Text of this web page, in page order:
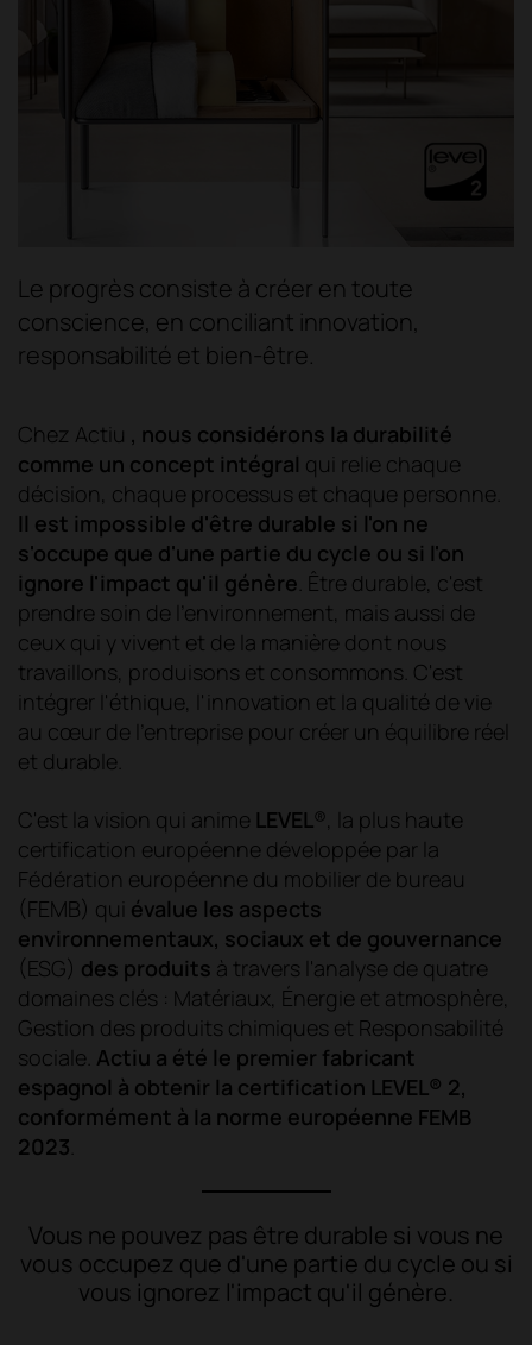
Le progrès consiste à créer en toute
conscience, en conciliant innovation,
responsabilité et bien-être.
Chez Actiu , nous considérons la durabilité
comme un concept intégral qui relie chaque
décision, chaque processus et chaque personne.
Il est impossible d'être durable si l'on ne
s'occupe que d'une partie du cycle ou si l'on
ignore l'impact qu'il génère. Être durable, c'est
prendre soin de l'environnement, mais aussi de
ceux qui y vivent et de la manière dont nous
travaillons, produisons et consommons. C'est
intégrer l'éthique, l'innovation et la qualité de vie
au cœur de l'entreprise pour créer un équilibre réel
et durable.
C'est la vision qui anime LEVEL®, la plus haute
certification européenne développée par la
Fédération européenne du mobilier de bureau
(FEMB) qui évalue les aspects
environnementaux, sociaux et de gouvernance
(ESG) des produits à travers l'analyse de quatre
domaines clés : Matériaux, Énergie et atmosphère,
Gestion des produits chimiques et Responsabilité
sociale. Actiu a été le premier fabricant
espagnol à obtenir la certification LEVEL® 2,
conformément à la norme européenne FEMB
2023.
Vous ne pouvez pas être durable si vous ne
vous occupez que d'une partie du cycle ou si
vous ignorez l'impact qu'il génère.